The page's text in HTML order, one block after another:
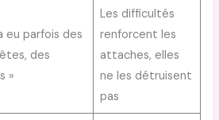
eu parfois des
des
»
Les difficultés
renforcent les
attaches, elles
ne les détruisent
pas